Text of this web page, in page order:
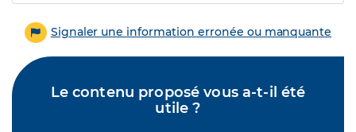
Signaler une information erronée ou manquante
Le contenu proposé vous a-t-il été
utile ?